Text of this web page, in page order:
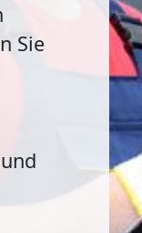
Sie